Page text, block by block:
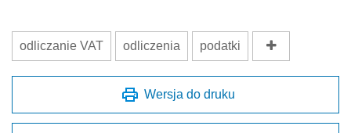
odliczanie VAT odliczenia podatki
Wersja do druku